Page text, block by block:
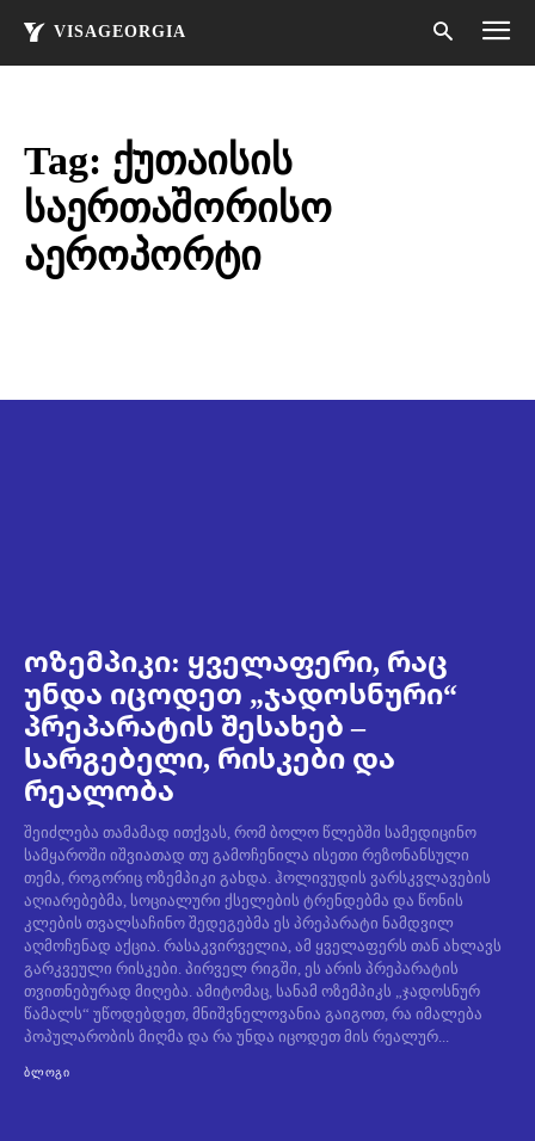
VISAGEORGIA
Tag: ქუთაისის
საერთაშორისო
აეროპორტი
ოზემპიკი: ყველაფერი, რაც
უნდა იცოდეთ „ჯადოსნური“
პრეპარატის შესახებ –
სარგებელი, რისკები და
რეალობა
შეიძლება თამამად ითქვას, რომ ბოლო წლებში სამედიცინო
სამყაროში იშვიათად თუ გამოჩენილა ისეთი რეზონანსული
თემა, როგორიც ოზემპიკი გახდა. ჰოლივუდის ვარსკვლავების
აღიარებებმა, სოციალური ქსელების ტრენდებმა და წონის
კლების თვალსაჩინო შედეგებმა ეს პრეპარატი ნამდვილ
აღმოჩენად აქცია. რასაკვირველია, ამ ყველაფერს თან ახლავს
გარკვეული რისკები. პირველ რიგში, ეს არის პრეპარატის
თვითნებურად მიღება. ამიტომაც, სანამ ოზემპიკს „ჯადოსნურ
წამალს“ უწოდებდეთ, მნიშვნელოვანია გაიგოთ, რა იმალება
პოპულარობის მიღმა და რა უნდა იცოდეთ მის რეალურ...
ᲑᲚᲝᲒᲘ